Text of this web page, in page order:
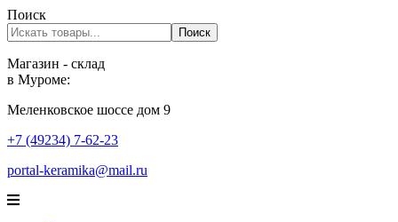
Поиск
Поиск
Магазин - склад
в Муроме:
Меленковское шоссе дом 9
+7 (49234) 7-62-23
portal-keramika@mail.ru